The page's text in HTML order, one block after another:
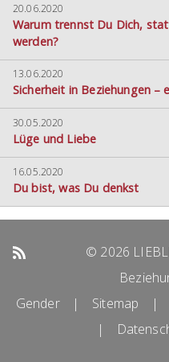
20.06.2020
Warum trennst Du Dich,
werden?
13.06.2020
Sicherheit in Beziehungen –
30.05.2020
Lüge und Liebe
16.05.2020
Du bist, was Du denkst
© 2026
Gender
| Sitemap |
|